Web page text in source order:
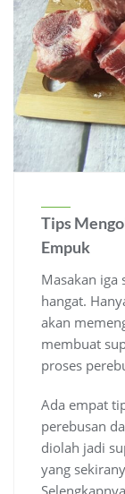
Tips
Empuk
Masakan iga
hangat.
akan
membuat
proses
Ada empat
perebusan
diolah jadi
yang